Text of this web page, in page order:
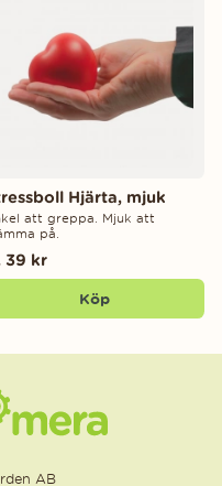
Hjärta, mjuk
att greppa. Mjuk att
på.
39 kr
Köp
AB